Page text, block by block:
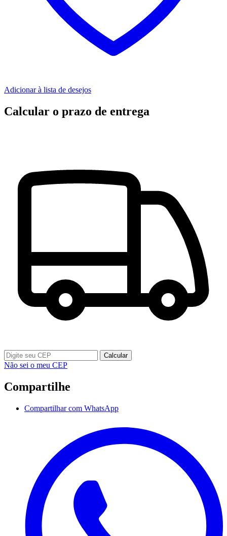
Adicionar à lista de desejos
Calcular o prazo de entrega
Calcular
Não sei o meu CEP
Compartilhe
Compartilhar com WhatsApp